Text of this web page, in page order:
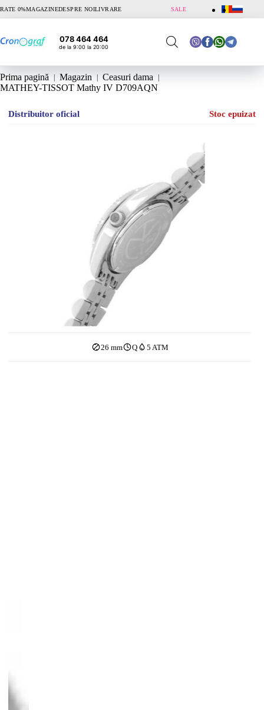
RATE 0%MAGAZINEDESPRE NOILIVRARE SALE
078 464 464
de la 9:00 la 20:00
Prima pagină Magazin
Ceasuri dama
MATHEY-TISSOT Mathy IV D709AQN
Distribuitor oficial Stoc epuizat
26 mm Q 5 ATM